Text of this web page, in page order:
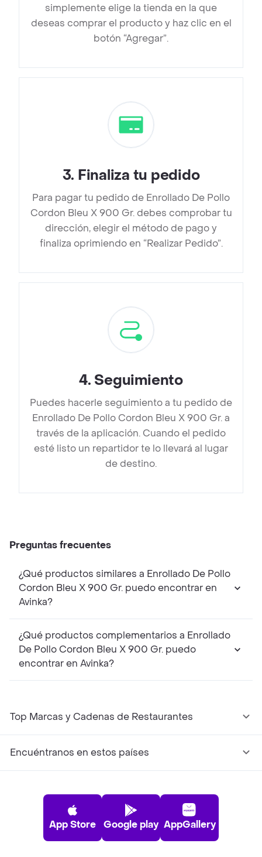
simplemente elige la tienda en la que
deseas comprar el producto y haz clic en el
botón “Agregar”.
3. Finaliza tu pedido
Para pagar tu pedido de Enrollado De Pollo
Cordon Bleu X 900 Gr. debes comprobar tu
dirección, elegir el método de pago y
finaliza oprimiendo en “Realizar Pedido”.
4. Seguimiento
Puedes hacerle seguimiento a tu pedido de
Enrollado De Pollo Cordon Bleu X 900 Gr. a
través de la aplicación. Cuando el pedido
esté listo un repartidor te lo llevará al lugar
de destino.
Preguntas frecuentes
¿Qué productos similares a Enrollado De Pollo
Cordon Bleu X 900 Gr. puedo encontrar en
Avinka?
¿Qué productos complementarios a Enrollado
De Pollo Cordon Bleu X 900 Gr. puedo
encontrar en Avinka?
Top Marcas y Cadenas de Restaurantes
Encuéntranos en estos países
App Store Google play AppGallery